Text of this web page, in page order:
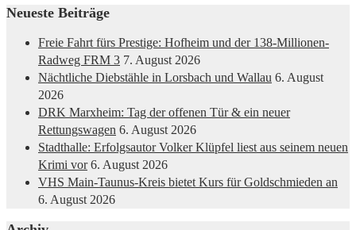
Neueste Beiträge
Freie Fahrt fürs Prestige: Hofheim und der 138-Millionen-
Radweg FRM 3 7. August 2026
Nächtliche Diebstähle in Lorsbach und Wallau 6. August
2026
DRK Marxheim: Tag der offenen Tür & ein neuer
Rettungswagen 6. August 2026
Stadthalle: Erfolgsautor Volker Klüpfel liest aus seinem neuen
Krimi vor 6. August 2026
VHS Main-Taunus-Kreis bietet Kurs für Goldschmieden an
6. August 2026